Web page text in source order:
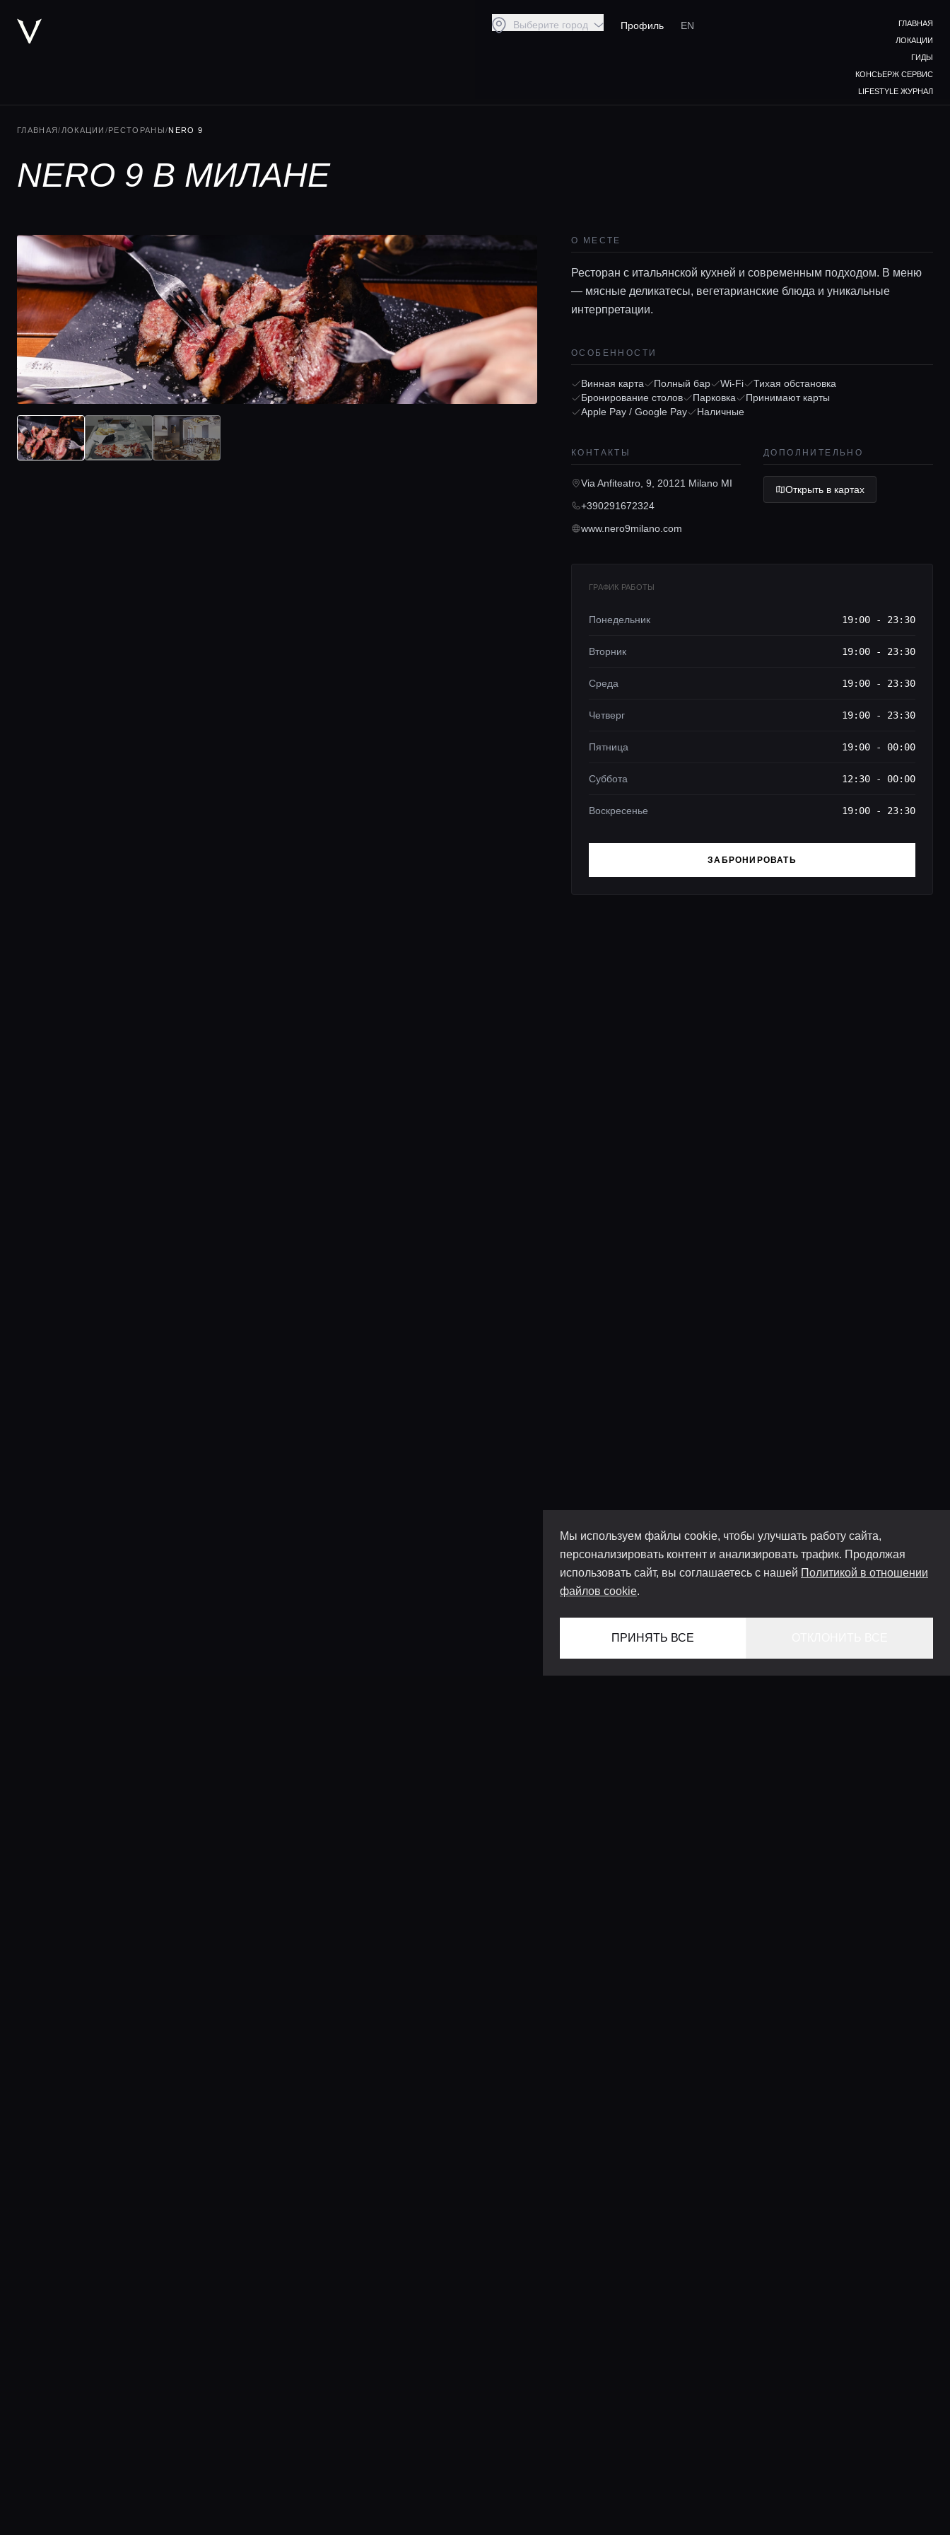
Мы используем файлы cookie, чтобы улучшать работу сайта,
персонализировать контент и анализировать трафик. Продолжая
использовать сайт, вы соглашаетесь с нашей Политикой в отношении
файлов cookie.
ПРИНЯТЬ ВСЕ
Выберите город Профиль EN
ГЛАВНАЯ
ЛОКАЦИИ
ГИДЫ
КОНСЬЕРЖ СЕРВИС
LIFESTYLE ЖУРНАЛ
ГЛАВНАЯ/ ЛОКАЦИИ /РЕСТОРАНЫ/NERO 9
NERO 9 В МИЛАНЕ
О МЕСТЕ
Ресторан с итальянской кухней и современным подходом. В меню
— мясные деликатесы, вегетарианские блюда и уникальные
интерпретации.
ОСОБЕННОСТИ
Винная карта Полный бар Wi-Fi
Тихая обстановка
Бронирование столов
Парковка
Принимают карты
Apple Pay / Google Pay
Наличные
КОНТАКТЫ
Via Anfiteatro, 9, 20121 Milano MI
+390291672324
www.nero9milano.com
ДОПОЛНИТЕЛЬНО
Открыть в картах
ГРАФИК РАБОТЫ
Понедельник 19:00 - 23:30
Вторник 19:00 - 23:30
Среда 19:00 - 23:30
Четверг 19:00 - 23:30
Пятница 19:00 - 00:00
Суббота 12:30 - 00:00
Воскресенье 19:00 - 23:30
ЗАБРОНИРОВАТЬ